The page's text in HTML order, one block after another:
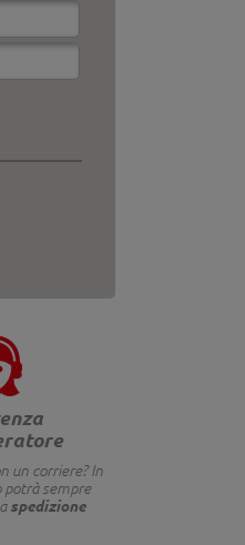
un corriere? In
potrà sempre
spedizione